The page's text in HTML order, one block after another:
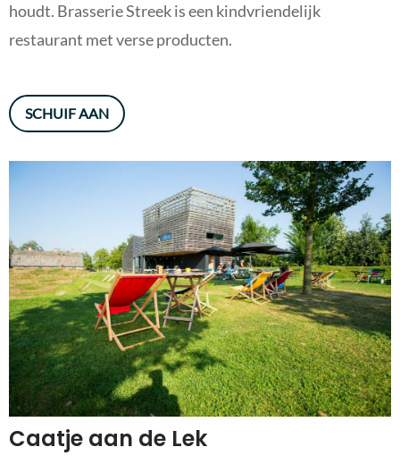
houdt. Brasserie Streek is een kindvriendelijk
restaurant met verse producten.
SCHUIF AAN
Caatje aan de Lek